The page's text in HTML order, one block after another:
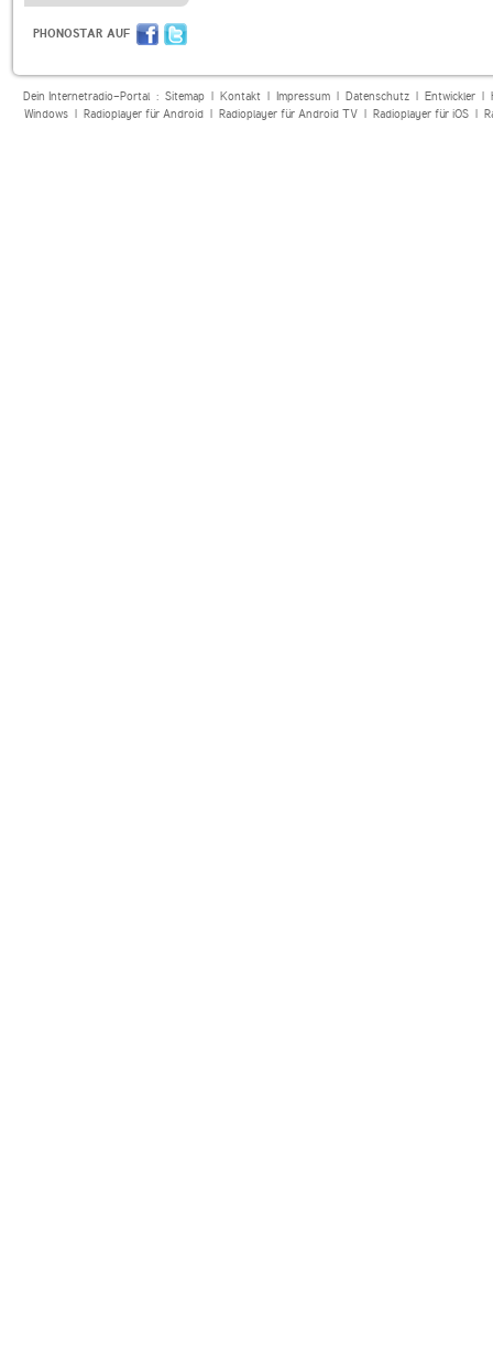
PHONOSTAR AUF
Dein Internetradio-Portal : Sitemap| Kontakt| Impressum| Datenschutz| Entwickler|
Windows| Radioplayer für Android| Radioplayer für Android TV| Radioplayer für iOS|